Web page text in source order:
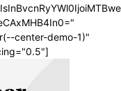
center-demo-1)"